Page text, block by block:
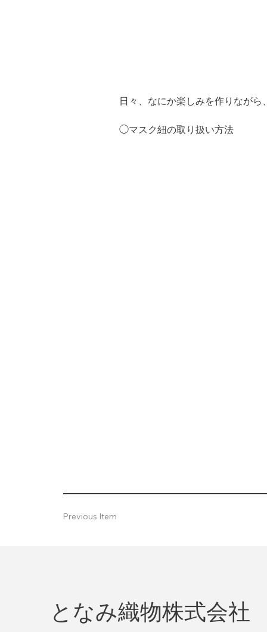
日々、なにか楽しみを作りながら
◯マスク紐の取り扱い方法
Previous Item
となみ織物株式会社